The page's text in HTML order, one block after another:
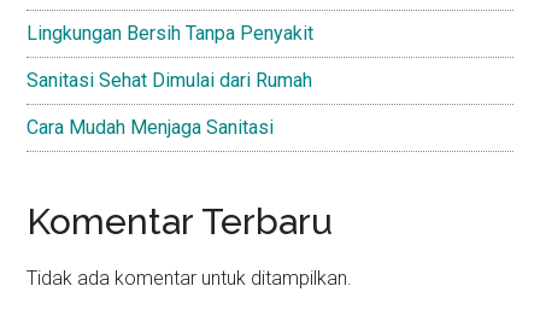
Lingkungan Bersih Tanpa Penyakit
Sanitasi Sehat Dimulai dari Rumah
Cara Mudah Menjaga Sanitasi
Komentar Terbaru
Tidak ada komentar untuk ditampilkan.